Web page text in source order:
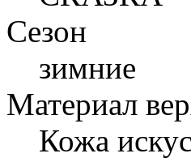
Сезон
зимние
Материал
Кожа